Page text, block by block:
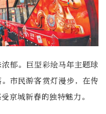
郁。巨型彩绘马年主题球
市民游客赏灯漫步，在传
京城新春的独特魅力。